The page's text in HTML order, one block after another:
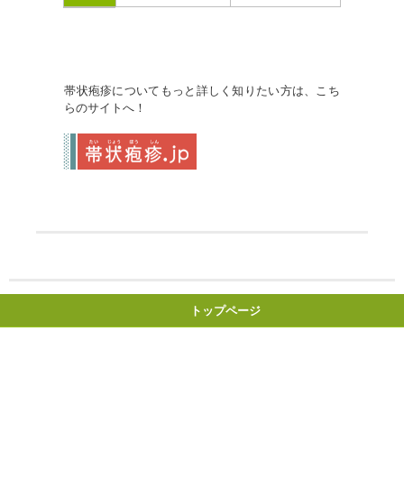
帯状疱疹についてもっと詳しく知りたい方は、こち
らのサイトへ！
トップページ